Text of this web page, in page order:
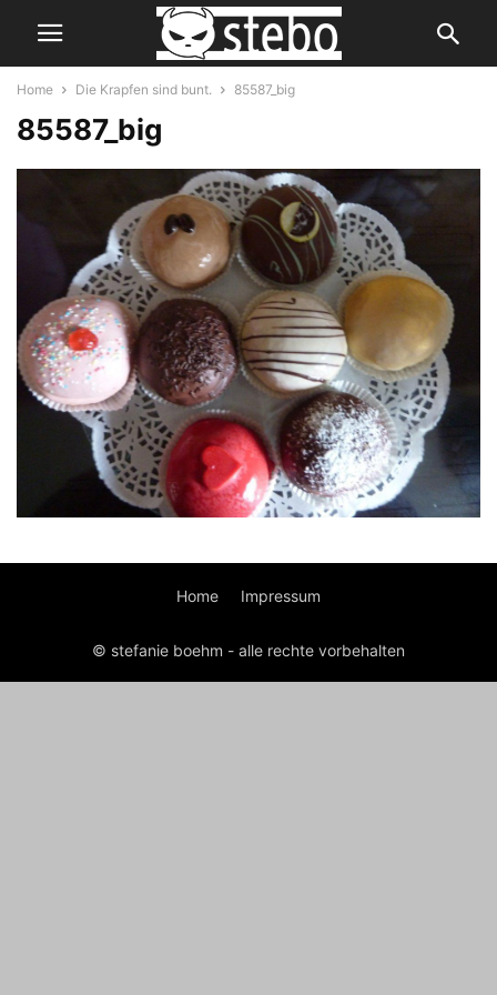
Home Die Krapfen sind bunt. 85587_big
85587_big
Home Impressum
© stefanie boehm - alle rechte vorbehalten